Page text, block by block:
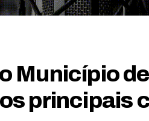
Município
principais